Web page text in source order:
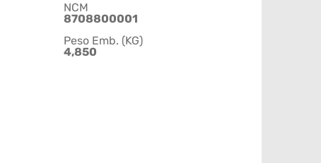
NCM
8708800001
Peso Emb. (KG)
4,850